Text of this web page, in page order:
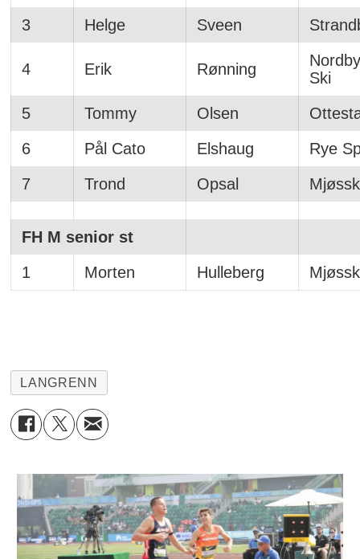
3
Helge Sveen
4 Erik Rønning
Ski
5
Tommy Olsen
6
Pål Cato Elshaug
Rye
7
Trond Opsal
FH M senior st
1
Morten Hulleberg
LANGRENN